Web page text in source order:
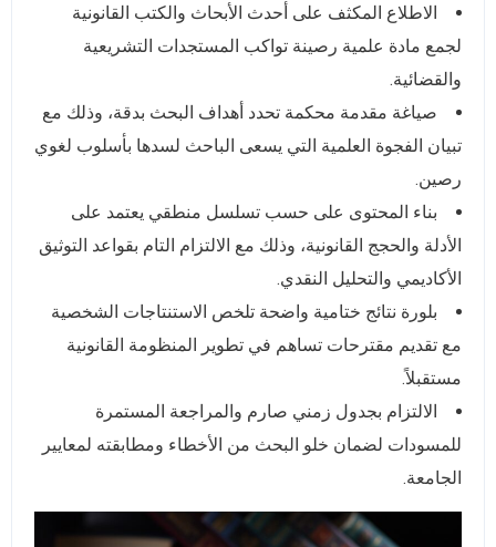
الاطلاع المكثف على أحدث الأبحاث والكتب القانونية
لجمع مادة علمية رصينة تواكب المستجدات التشريعية
والقضائية.
صياغة مقدمة محكمة تحدد أهداف البحث بدقة، وذلك مع
تبيان الفجوة العلمية التي يسعى الباحث لسدها بأسلوب لغوي
رصين.
بناء المحتوى على حسب تسلسل منطقي يعتمد على
الأدلة والحجج القانونية، وذلك مع الالتزام التام بقواعد التوثيق
الأكاديمي والتحليل النقدي.
بلورة نتائج ختامية واضحة تلخص الاستنتاجات الشخصية
مع تقديم مقترحات تساهم في تطوير المنظومة القانونية
مستقبلاً.
الالتزام بجدول زمني صارم والمراجعة المستمرة
للمسودات لضمان خلو البحث من الأخطاء ومطابقته لمعايير
الجامعة.